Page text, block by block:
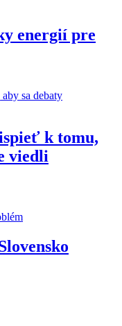
energií pre
k tomu,
viedli